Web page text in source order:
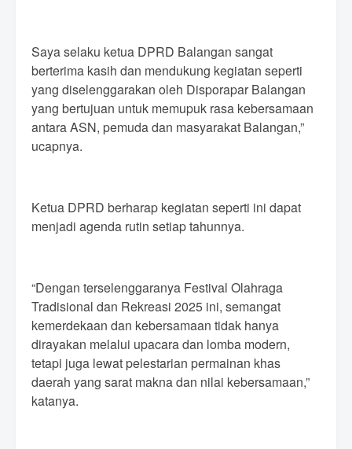
Saya selaku ketua DPRD Balangan sangat
berterima kasih dan mendukung kegiatan seperti
yang diselenggarakan oleh Disporapar Balangan
yang bertujuan untuk memupuk rasa kebersamaan
antara ASN, pemuda dan masyarakat Balangan,”
ucapnya.
Ketua DPRD berharap kegiatan seperti ini dapat
menjadi agenda rutin setiap tahunnya.
“Dengan terselenggaranya Festival Olahraga
Tradisional dan Rekreasi 2025 ini, semangat
kemerdekaan dan kebersamaan tidak hanya
dirayakan melalui upacara dan lomba modern,
tetapi juga lewat pelestarian permainan khas
daerah yang sarat makna dan nilai kebersamaan,”
katanya.